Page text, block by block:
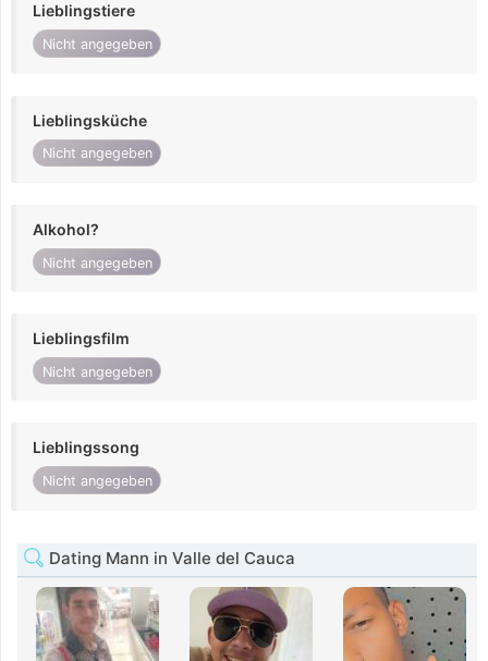
Lieblingstiere
Nicht angegeben
Lieblingsküche
Nicht angegeben
Alkohol?
Nicht angegeben
Lieblingsfilm
Nicht angegeben
Lieblingssong
Nicht angegeben
Dating Mann in Valle del Cauca